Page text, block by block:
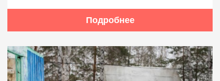
Подробнее